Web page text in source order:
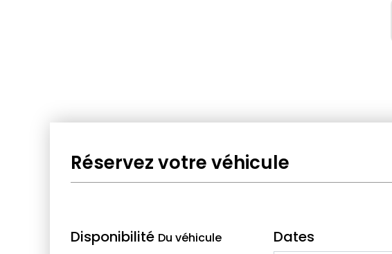
Réservez votre véhicule
Disponibilité Du véhicule Dates